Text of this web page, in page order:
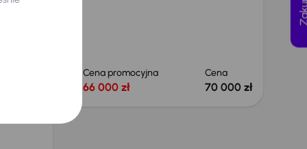
Cena promocyjna
66 000 zł
Cena
70 000 zł